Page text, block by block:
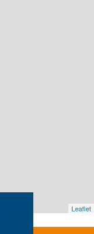
Leaflet